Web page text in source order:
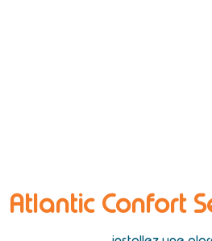
Atlantic Confort